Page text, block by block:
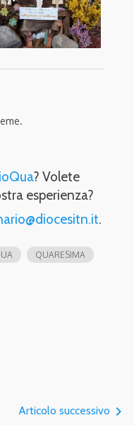
? Volete
esperienza?
.
QUARESIMA
Articolo successivo navigate_next